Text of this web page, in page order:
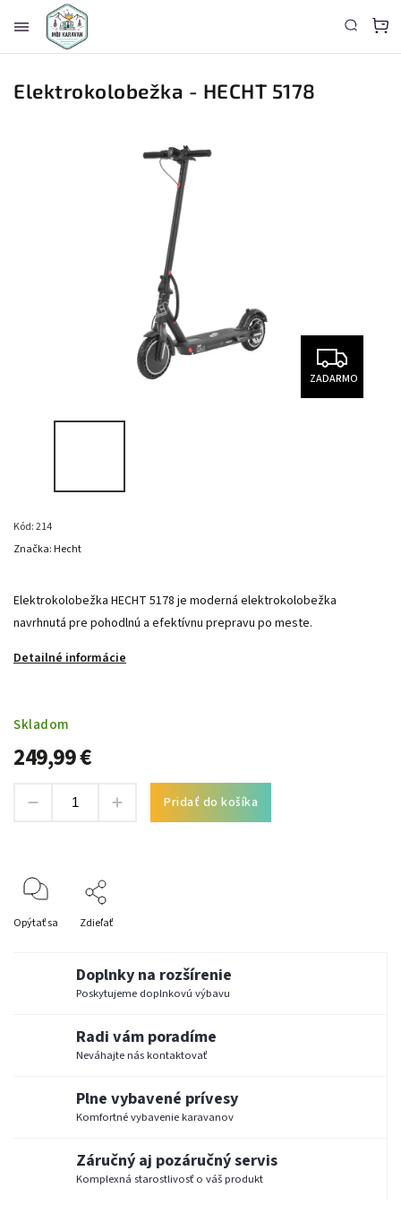
Elektrokolobežka - HECHT 5178
ZADARMO
Kód:214
Elektrokolobežka HECHT 5178 je moderná elektrokolobežka
navrhnutá pre pohodlnú a efektívnu prepravu po meste.
Detailné informácie
Značka: Hecht
249,99 €
Skladom
Pridať do košíka
Opýtať sa Zdieľať
Doplnky na rozšírenie
Poskytujeme doplnkovú výbavu
Radi vám poradíme
Neváhajte nás kontaktovať
Plne vybavené prívesy
Komfortné vybavenie karavanov
Záručný aj pozáručný servis
Komplexná starostlivosť o váš produkt